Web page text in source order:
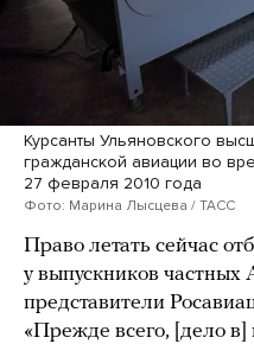
Курсанты Ульяновского
гражданской авиации во
27 февраля 2010 года
Фото: Марина Лысцева / ТАСС
Право летать сейчас
у выпускников
представители
«Прежде всего, [дело в]